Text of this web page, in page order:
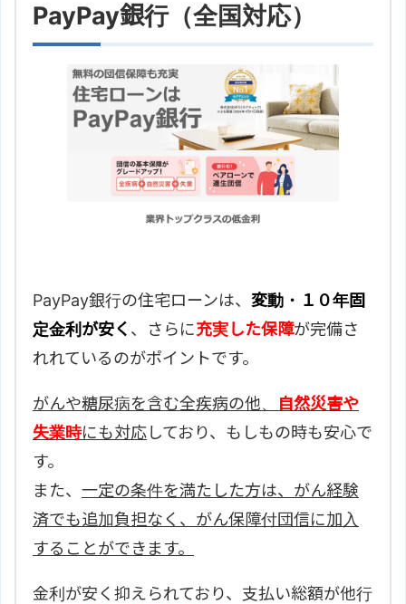
PayPay銀行（全国対応）
PayPay銀行の住宅ローンは、 変動・１０年固
定金利が安く 、さらに充実した保障が完備さ
れれているのがポイントです。
がんや糖尿病を含む全疾病の他、
自然災害や
失業時にも対応しており、もしもの時も安心で
す。
また、 一定の条件を満たした方は、がん経験
済でも追加負担なく、がん保障付団信に加入
することができます。
金利が安く抑えられており、支払い総額が他行